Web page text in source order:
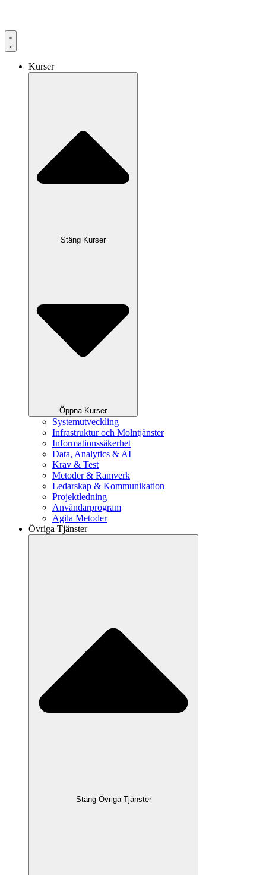
innehåll
Kurser
Stäng Kurser
Öppna Kurser
Systemutveckling
Infrastruktur och Molntjänster
Informationssäkerhet
Data, Analytics & AI
Krav & Test
Metoder & Ramverk
Ledarskap & Kommunikation
Projektledning
Användarprogram
Agila Metoder
Övriga Tjänster
Stäng Övriga Tjänster